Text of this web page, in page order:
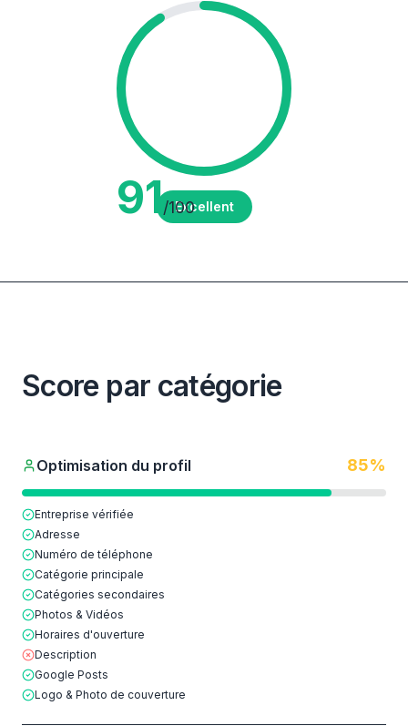
91/100
Excellent
Score par catégorie
Optimisation du profil 85%
Entreprise vérifiée
Adresse
Numéro de téléphone
Catégorie principale
Catégories secondaires
Photos & Vidéos
Horaires d'ouverture
Description
Google Posts
Logo & Photo de couverture